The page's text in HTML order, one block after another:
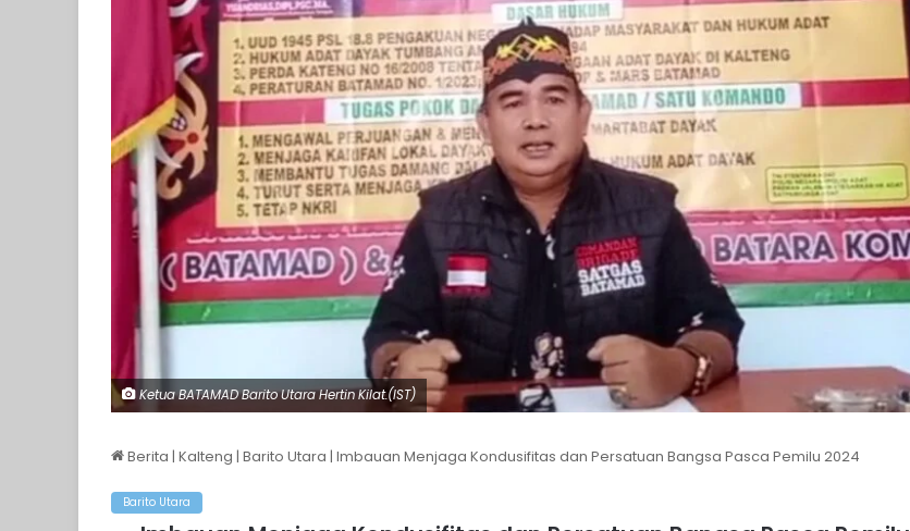
Ketua BATAMAD Barito Utara Hertin Kilat.(IST)
Berita | Kalteng | Barito Utara | Imbauan Menjaga Kondusifitas dan Persatuan Bangsa Pasca Pemilu 2024
Barito Utara